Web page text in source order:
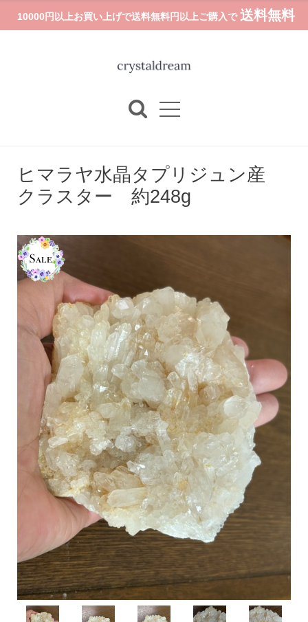
10000円以上お買い上げで送料無料円以上ご購入で 送料無料
ヒマラヤ水晶タプリジュン産
クラスター 約248g